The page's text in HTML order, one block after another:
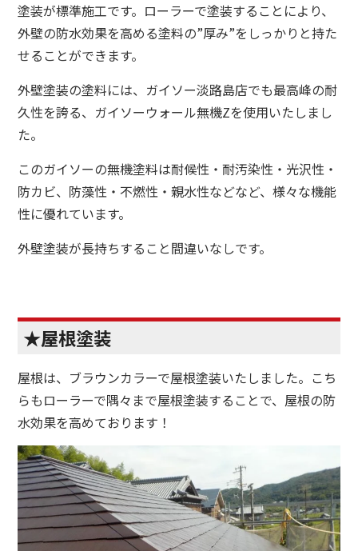
塗装が標準施工です。ローラーで塗装することにより、
外壁の防水効果を高める塗料の”厚み”をしっかりと持た
せることができます。
外壁塗装の塗料には、ガイソー淡路島店でも最高峰の耐
久性を誇る、ガイソーウォール無機Zを使用いたしまし
た。
このガイソーの無機塗料は耐候性・耐汚染性・光沢性・
防カビ、防藻性・不燃性・親水性などなど、様々な機能
性に優れています。
外壁塗装が長持ちすること間違いなしです。
★屋根塗装
屋根は、ブラウンカラーで屋根塗装いたしました。こち
らもローラーで隅々まで屋根塗装することで、屋根の防
水効果を高めております！